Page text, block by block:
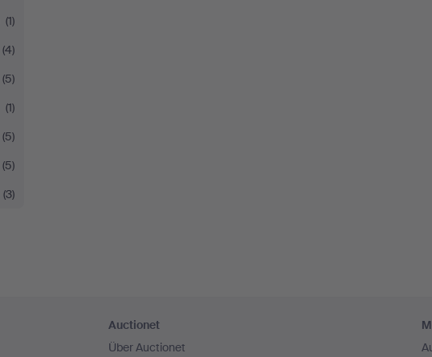
(1)
(4)
(5)
(1)
(5)
(5)
(3)
Auctionet
Über Auctionet